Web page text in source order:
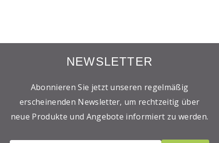
NEWSLETTER
Abonnieren Sie jetzt unseren regelmäßig
erscheinenden Newsletter, um rechtzeitig über
neue Produkte und Angebote informiert zu werden.